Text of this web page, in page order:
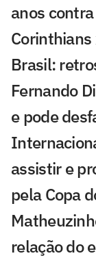
anos
Brasil:
Fernando
e pode
assistir e
pela Copa
relação do